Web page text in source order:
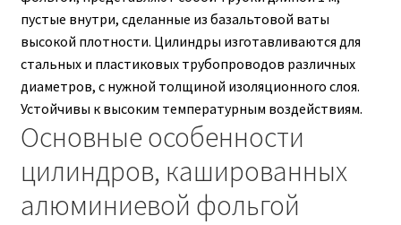
пустые внутри, сделанные из базальтовой ваты
высокой плотности. Цилиндры изготавливаются для
стальных и пластиковых трубопроводов различных
диаметров, с нужной толщиной изоляционного слоя.
Устойчивы к высоким температурным воздействиям.
Основные особенности
цилиндров, кашированных
алюминиевой фольгой